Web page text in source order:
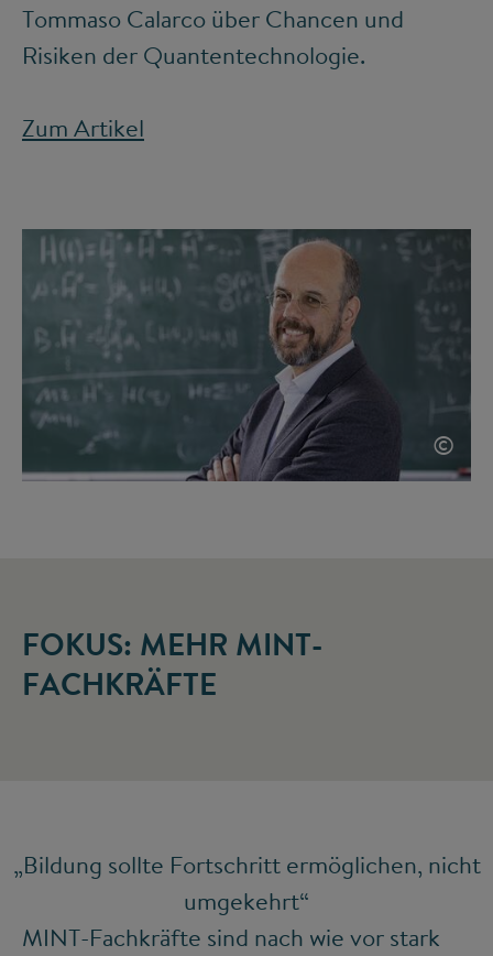
Tommaso Calarco über Chancen und
Risiken der Quantentechnologie.
Zum Artikel
©
FOKUS: MEHR MINT-
FACHKRÄFTE
„Bildung sollte Fortschritt ermöglichen, nicht
umgekehrt“
MINT-Fachkräfte sind nach wie vor stark